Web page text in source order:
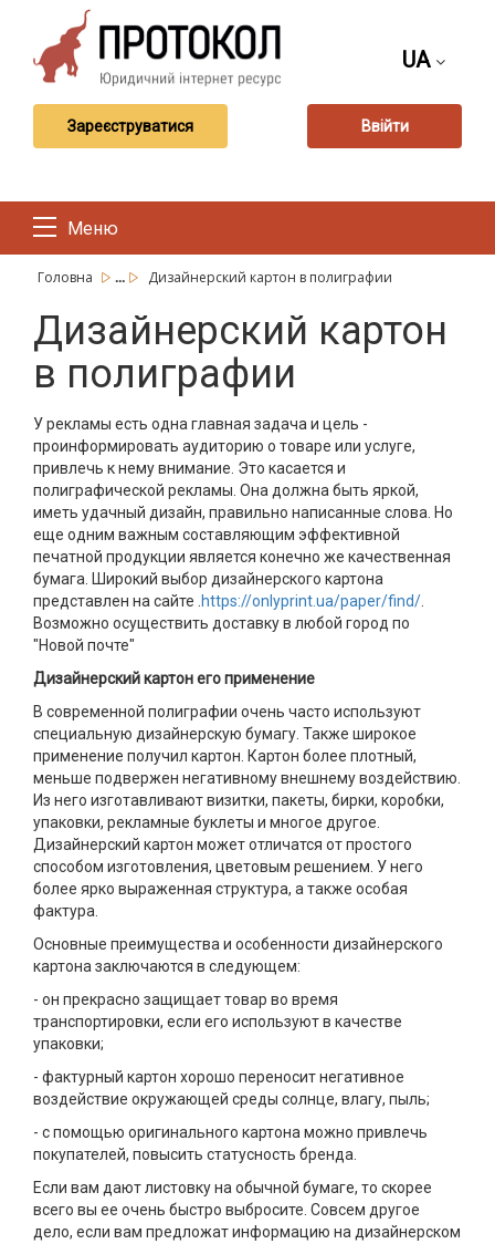
UA
Зареєструватися Ввійти
Меню
Головна ... Дизайнерский картон в полиграфии
Дизайнерский картон
в полиграфии
У рекламы есть одна главная задача и цель -
проинформировать аудиторию о товаре или услуге,
привлечь к нему внимание. Это касается и
полиграфической рекламы. Она должна быть яркой,
иметь удачный дизайн, правильно написанные слова. Но
еще одним важным составляющим эффективной
печатной продукции является конечно же качественная
бумага. Широкий выбор дизайнерского картона
представлен на сайте . https://onlyprint.ua/paper/find/
Возможно осуществить доставку в любой город по
"Новой почте"
Дизайнерский картон его применение
В современной полиграфии очень часто используют
специальную дизайнерскую бумагу. Также широкое
применение получил картон. Картон более плотный,
меньше подвержен негативному внешнему воздействию.
Из него изготавливают визитки, пакеты, бирки, коробки,
упаковки, рекламные буклеты и многое другое.
Дизайнерский картон может отличатся от простого
способом изготовления, цветовым решением. У него
более ярко выраженная структура, а также особая
фактура.
Основные преимущества и особенности дизайнерского
картона заключаются в следующем:
- он прекрасно защищает товар во время
транспортировки, если его используют в качестве
упаковки;
- фактурный картон хорошо переносит негативное
воздействие окружающей среды солнце, влагу, пыль;
- с помощью оригинального картона можно привлечь
покупателей, повысить статусность бренда.
Если вам дают листовку на обычной бумаге, то скорее
всего вы ее очень быстро выбросите. Совсем другое
дело, если вам предложат информацию на дизайнерском